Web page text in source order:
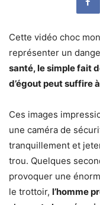
Cette vidéo choc
représenter un
santé, le simple fait
d’égout peut suffire
Ces images
une caméra de
tranquillement et
trou. Quelques
provoquer une
le trottoir, l’homme